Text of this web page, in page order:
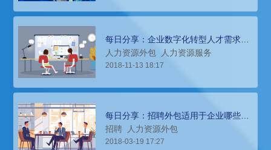
每日分享：企业数字化转型人才需求难
以满足，为何选择招聘外包服务？
人力资源外包 人力资源服务
2018-11-13 18:17
每日分享：招聘外包适用于企业哪些用
工场景？
招聘 人力资源外包
2018-03-19 17:27